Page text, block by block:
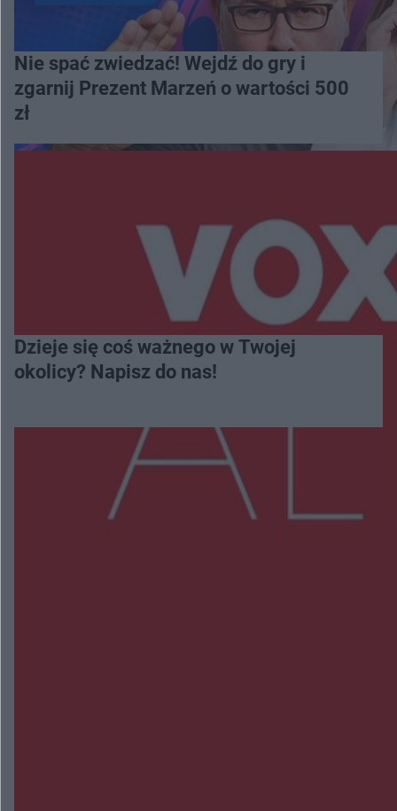
Nie spać zwiedzać! Wejdź do gry i
zgarnij Prezent Marzeń o wartości 500
zł
Dzieje się coś ważnego w Twojej
okolicy? Napisz do nas!
Więcej